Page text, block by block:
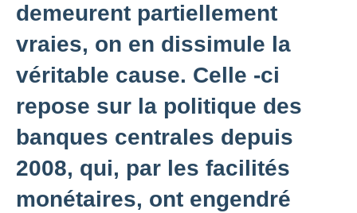
demeurent partiellement
vraies, on en dissimule la
véritable cause. Celle -ci
repose sur la politique des
banques centrales depuis
2008, qui, par les facilités
monétaires, ont engendré